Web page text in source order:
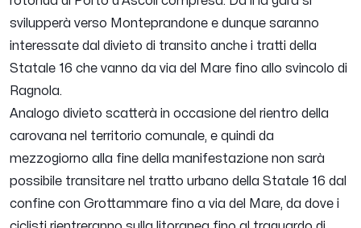
svilupperà verso Monteprandone e dunque saranno
interessate dal divieto di transito anche i tratti della
Statale 16 che vanno da via del Mare fino allo svincolo di
Ragnola.
Analogo divieto scatterà in occasione del rientro della
carovana nel territorio comunale, e quindi da
mezzogiorno alla fine della manifestazione non sarà
possibile transitare nel tratto urbano della Statale 16 dal
confine con Grottammare fino a via del Mare, da dove i